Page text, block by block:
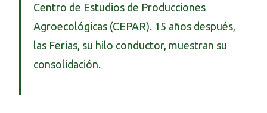
Centro de Estudios de Producciones
Agroecológicas (CEPAR). 15 años después,
las Ferias, su hilo conductor, muestran su
consolidación.